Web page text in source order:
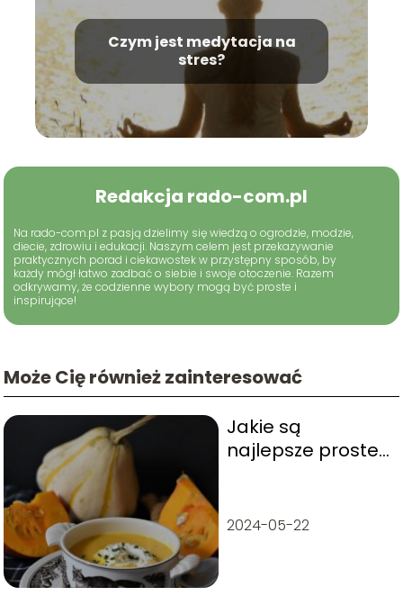
Czym jest medytacja na
stres?
Redakcja rado-com.pl
Na rado-com.pl z pasją dzielimy się wiedzą o ogrodzie, modzie,
diecie, zdrowiu i edukacji. Naszym celem jest przekazywanie
praktycznych porad i ciekawostek w przystępny sposób, by
każdy mógł łatwo zadbać o siebie i swoje otoczenie. Razem
odkrywamy, że codzienne wybory mogą być proste i
inspirujące!
Może Cię również zainteresować
Jakie są
najlepsze proste
2024-05-22